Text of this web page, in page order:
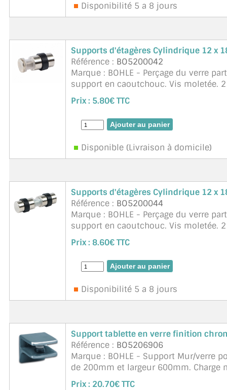
Disponibilité 5 a 8 jours
Supports d'étagères Cylindrique 12 x
Référence : BO5200042
Marque : BOHLE - Perçage du verre
support en caoutchouc. Vis moletée.
Epaisseur de verre 6 - 8 mm
Prix : 5.80€ TTC
Disponible (Livraison à domicile)
Supports d'étagères Cylindrique 12 x
Référence : BO5200044
Marque : BOHLE - Perçage du verre
support en caoutchouc. Vis moletée.
Epaisseur de verre 6 - 8 mm.
Prix : 8.60€ TTC
Disponibilité 5 a 8 jours
Support tablette en verre finition
Référence : BO5206906
Marque : BOHLE - Support Mur/verre
de 200mm et largeur 600mm. Charge
sécurit de 6 à 10mm
Prix : 20.70€ TTC